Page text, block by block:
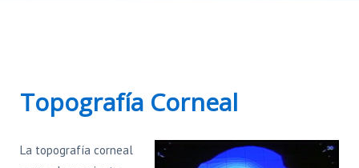
Topografía Corneal
La topografía corneal